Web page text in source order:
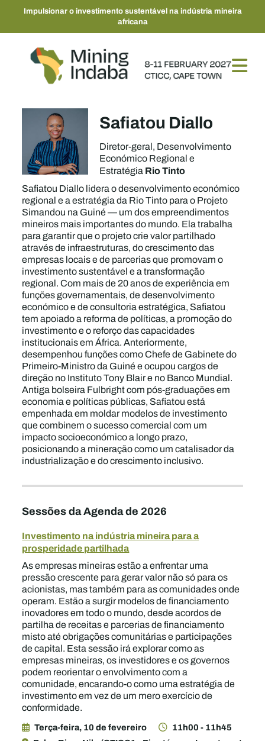
Impulsionar o investimento sustentável na indústria mineira
africana
Safiatou Diallo
Diretor-geral, Desenvolvimento
Económico Regional e
EstratégiaRio Tinto
Safiatou Diallo lidera o desenvolvimento económico
regional e a estratégia da Rio Tinto para o Projeto
Simandou na Guiné — um dos empreendimentos
mineiros mais importantes do mundo. Ela trabalha
para garantir que o projeto crie valor partilhado
através de infraestruturas, do crescimento das
empresas locais e de parcerias que promovam o
investimento sustentável e a transformação
regional. Com mais de 20 anos de experiência em
funções governamentais, de desenvolvimento
económico e de consultoria estratégica, Safiatou
tem apoiado a reforma de políticas, a promoção do
investimento e o reforço das capacidades
institucionais em África. Anteriormente,
desempenhou funções como Chefe de Gabinete do
Primeiro-Ministro da Guiné e ocupou cargos de
direção no Instituto Tony Blair e no Banco Mundial.
Antiga bolseira Fulbright com pós-graduações em
economia e políticas públicas, Safiatou está
empenhada em moldar modelos de investimento
que combinem o sucesso comercial com um
impacto socioeconómico a longo prazo,
posicionando a mineração como um catalisador da
industrialização e do crescimento inclusivo.
Sessões da Agenda de 2026
Investimento na indústria mineira para a
prosperidade partilhada
As empresas mineiras estão a enfrentar uma
pressão crescente para gerar valor não só para os
acionistas, mas também para as comunidades onde
operam. Estão a surgir modelos de financiamento
inovadores em todo o mundo, desde acordos de
partilha de receitas e parcerias de financiamento
misto até obrigações comunitárias e participações
de capital. Esta sessão irá explorar como as
empresas mineiras, os investidores e os governos
podem reorientar o envolvimento com a
comunidade, encarando-o como uma estratégia de
investimento em vez de um mero exercício de
conformidade.
Terça-feira, 10 de fevereiro
11h00 - 11h45